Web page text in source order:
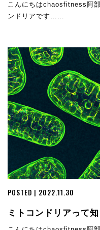
こんにちはchaosfitness阿
ンドリアです……
POSTED | 2022.11.30
ミトコンドリアって